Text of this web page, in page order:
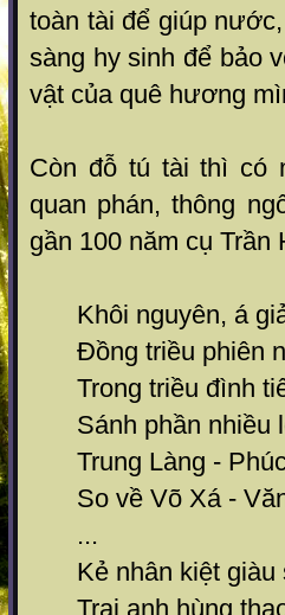
toàn tài để giúp
sàng hy sinh để bảo
vật của quê hương
Còn đỗ tú tài thì có
quan phán, thông
gần 100 năm cụ Trần
Khôi nguyên, á
Đồng triều phiên
Trong triều đình
Sánh phần nhiều
Trung Làng -
So về Võ Xá -
...
Kẻ nhân kiệt
Trai anh hùng